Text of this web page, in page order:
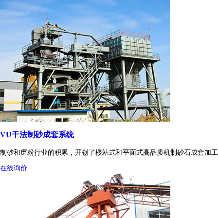
VU干法制砂成套系统
制砂和磨粉行业的积累，开创了楼站式和平面式高品质机制砂石成套加
在线询价